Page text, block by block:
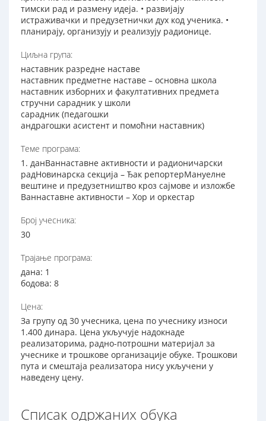
тимски рад и размену идеја. • развијају
истраживачки и предузетнички дух код ученика. •
планирају, организују и реализују радионице.
Циљна група:
наставник разредне наставе
наставник предметне наставе – основна школа
наставник изборних и факултативних предмета
стручни сарадник у школи
сарадник (педагошки
андрагошки асистент и помоћни наставник)
Теме програма:
1. данВаннаставне активности и радионичарски
радНовинарска секција – Ђак репортерМануелне
вештине и предузетништво кроз сајмове и изложбе
Ваннаставне активности – Хор и оркестар
Број учесника:
30
Трајање програма:
дана: 1
бодова: 8
Цена:
За групу од 30 учесника, цена по учеснику износи
1.400 динара. Цена укључује надокнаде
реализаторима, радно-потрошни материјал за
учеснике и трошкове организације обуке. Трошкови
пута и смештаја реализатора нису укључени у
наведену цену.
Списак одржаних обука